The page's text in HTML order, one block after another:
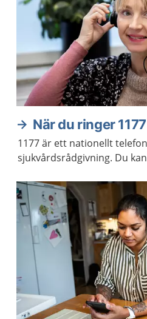
När du ringer 1177
1177 är ett nationellt
sjukvårdsrådgivning. Du